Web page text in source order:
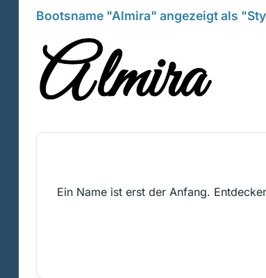
Bootsname "Almira" angezeigt als
Ein Name ist erst der Anfang.